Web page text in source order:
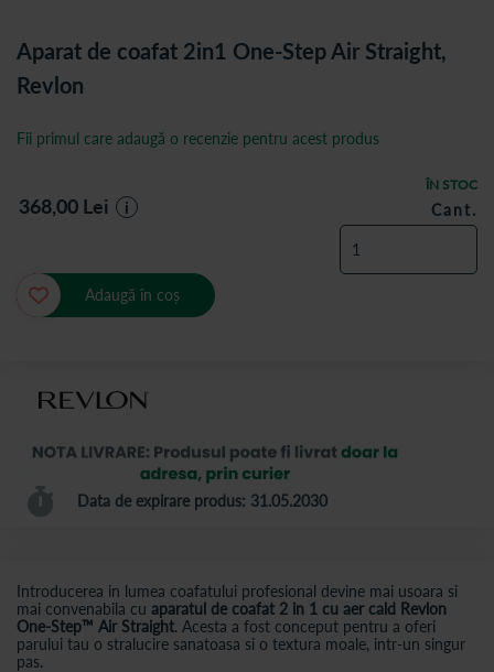
Data de expirare produs: 31.05.2030
Introducerea in lumea coafatului profesional devine mai usoara si
mai convenabila cu aparatul de coafat 2 in 1 cu aer cald Revlon
One-Step™ Air Straight. Acesta a fost conceput pentru a oferi
parului tau o stralucire sanatoasa si o textura moale, intr-un singur
pas.
Aparat de coafat 2in1 One-Step Air Straight,
Revlon
ÎN STOC
Fii primul care adaugă o recenzie pentru acest produs
368,00 Lei i Cant.
Adaugă în coș